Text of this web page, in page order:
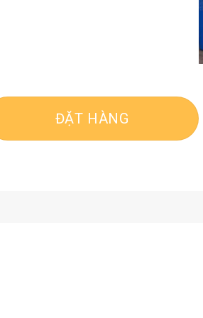
ĐẶT HÀNG